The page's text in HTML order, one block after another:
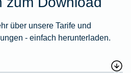
über unsere Tarife und
- einfach herunterladen.